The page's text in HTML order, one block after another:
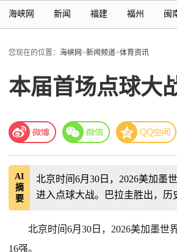
海峡网 新闻 福建 福州 闽
您现在的位置： 海峡网>新闻频道>体育资讯
本届首场点球大
AI
摘
要
北京时间6月30日，2026美加墨
进入点球大战。巴拉圭胜出，
北京时间6月30日，2026美加墨世
16强。